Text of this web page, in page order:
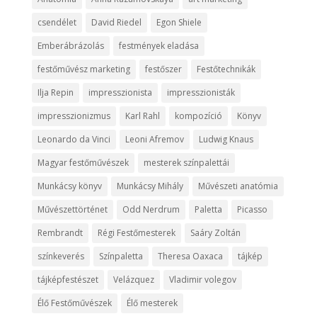
csendélet
David Riedel
Egon Shiele
Emberábrázolás
festmények eladása
festőművész marketing
festőszer
Festőtechnikák
Ilja Repin
impresszionista
impresszionisták
impresszionizmus
Karl Rahl kompozíció
Könyv
Leonardo da Vinci
Leoni Afremov
Ludwig Knaus
Magyar festőművészek
mesterek színpalettái
Munkácsy könyv
Munkácsy Mihály
Művészeti anatómia
Művészettörténet
Odd Nerdrum Paletta
Picasso
Rembrandt
Régi Festőmesterek
Saáry Zoltán
színkeverés
Színpaletta Theresa Oaxaca
tájkép
tájképfestészet
Velázquez
Vladimir volegov
Élő Festőművészek
Élő mesterek